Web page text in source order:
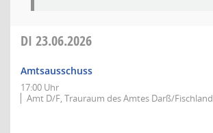
DI 23.06.2026
Amtsausschuss
17:00 Uhr
Amt D/F, Trauraum des Amtes Darß/Fischland